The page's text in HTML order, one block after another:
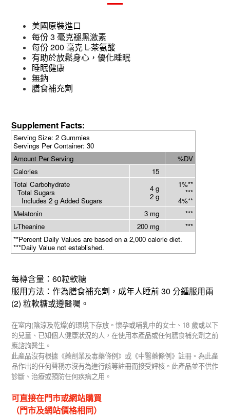
美國原裝進口
每份 3 毫克褪黑激素
每份 200 毫克 L-茶氨酸
有助於放鬆身心，優化睡眠
睡眠健康
無鈉
膳食補充劑
Supplement Facts:
Serving Size: 2 Gummies
Servings Per Container: 30
Amount Per Serving
%DV
Calories
15
Total Carbohydrate
Total Sugars
Includes 2 g Added Sugars
4 g
2 g
1%**
***
4%**
Melatonin
3 mg
***
L-Theanine
200 mg
***
**Percent Daily Values are based on a 2,000 calorie diet.
***Daily Value not established.
每樽含量： 60粒軟糖
服用方法：作為膳食補充劑，成年人睡前 30 分鍾服用兩
(2) 粒軟糖或遵醫囑。
在室内(陰涼及乾燥)的環境下存放。懷孕或哺乳中的女士、 18 歲或以下
的兒童、已知個人健康狀況的人，在使用本產品或任何膳食補充劑之前
應諮詢醫生。
此產品沒有根據《藥劑業及毒藥條例》或《中醫藥條例》註冊。為此產
品作出的任何聲稱亦沒有為進行該等註冊而接受評核。此產品並不供作
診斷、治療或預防任何疾病之用。
可直接在門市或網站購買
（門市及網站價格相同）